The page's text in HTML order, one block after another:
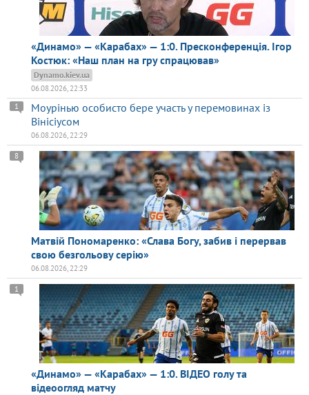
«Динамо» — «Карабах» — 1:0. Пресконференція. Ігор
Костюк: «Наш план на гру спрацював»
Dynamo.kiev.ua
06.08.2026, 22:33
Моурінью особисто бере участь у перемовинах із
Вінісіусом
1
06.08.2026, 22:29
Матвій Пономаренко: «Слава Богу, забив і перервав
свою безгольову серію»
8
06.08.2026, 22:29
«Динамо» — «Карабах» — 1:0. ВІДЕО голу та
відеоогляд матчу
1